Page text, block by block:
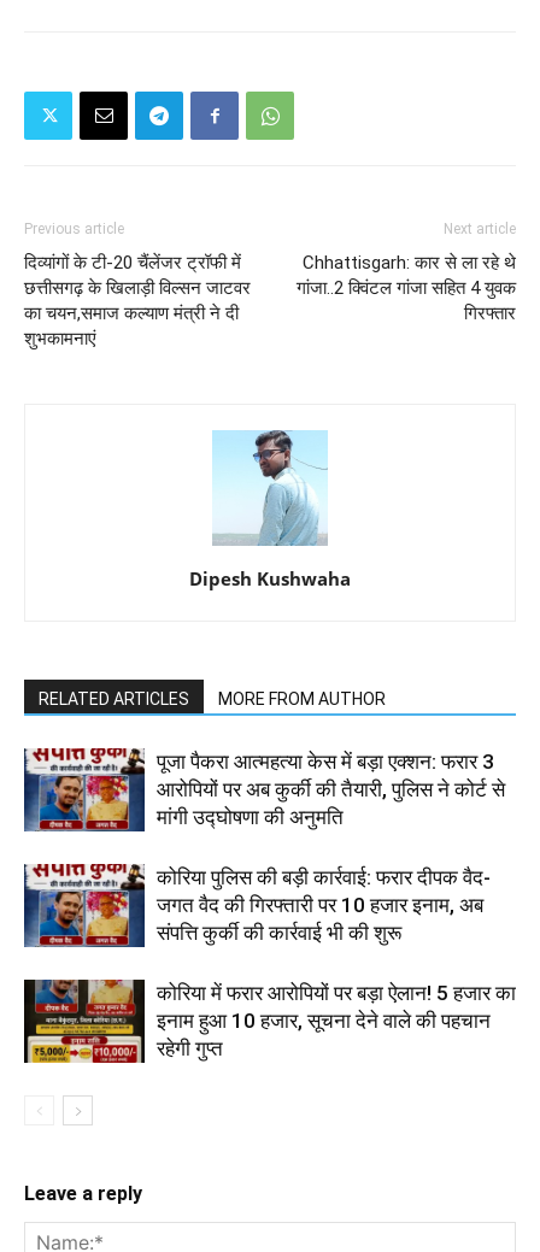
Previous article
दिव्यांगों के टी-20 चैंलेंजर ट्रॉफी में
छत्तीसगढ़ के खिलाड़ी विल्सन जाटवर
का चयन,समाज कल्याण मंत्री ने दी
शुभकामनाएं
Next article
Chhattisgarh: कार से ला रहे थे
गांजा..2 क्विंटल गांजा सहित 4 युवक
गिरफ्तार
Dipesh Kushwaha
RELATED ARTICLES MORE FROM AUTHOR
पूजा पैकरा आत्महत्या केस में बड़ा एक्शन: फरार 3
आरोपियों पर अब कुर्की की तैयारी, पुलिस ने कोर्ट से
मांगी उद्घोषणा की अनुमति
कोरिया पुलिस की बड़ी कार्रवाई: फरार दीपक वैद-
जगत वैद की गिरफ्तारी पर 10 हजार इनाम, अब
संपत्ति कुर्की की कार्रवाई भी की शुरू
कोरिया में फरार आरोपियों पर बड़ा ऐलान! 5 हजार का
इनाम हुआ 10 हजार, सूचना देने वाले की पहचान
रहेगी गुप्त
Leave a reply